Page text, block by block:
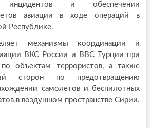
инцидентов и обеспечении
авиации в ходе операций в
Республике.
механизмы координации и
ВКС России и ВВС Турции при
по объектам террористов, а также
сторон по предотвращению
самолетов и беспилотных
в воздушном пространстве Сирии.